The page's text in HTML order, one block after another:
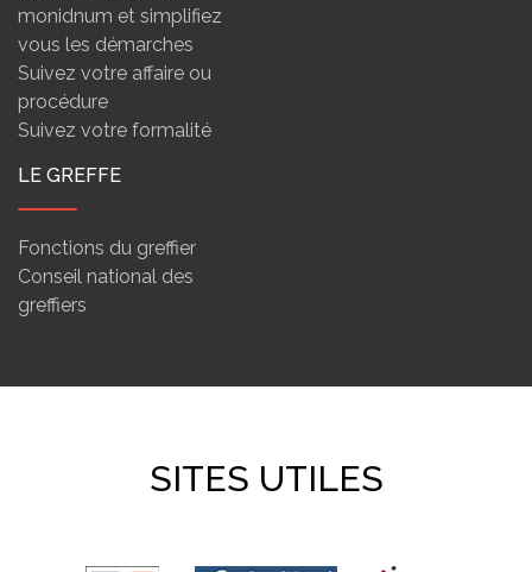
monidnum et simplifiez
vous les démarches
Suivez votre affaire ou
procédure
Suivez votre formalité
LE GREFFE
Fonctions du greffier
Conseil national des
greffiers
SITES UTILES